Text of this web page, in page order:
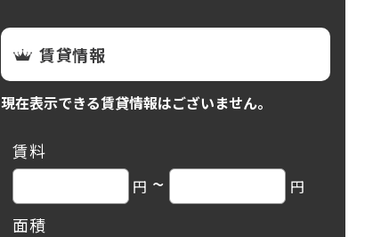
賃貸情報
現在表示できる賃貸情報はございません。
賃料
円 ~ 円
面積